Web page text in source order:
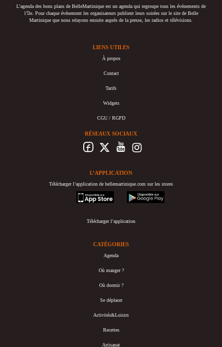
L’agenda des bons plans de BelleMartinique est un agenda qui regroupe tous les événements de
l’île. Pour chaque événement les organisateurs publient leurs soirées sur le site de Belle
Martinique que nous relayons ensuite auprès de la presse, les radios et télévisions.
LIENS UTILES
À propos
Contact
Tarifs
Widgets
CGU / RGPD
RÉSEAUX SOCIAUX
L’APPLICATION
Télécharger l’application de bellemartinique.com sur les stores
appstore
googleplay
Télécharger l’application
CATÉGORIES
Agenda
Où manger ?
Où dormir ?
Se déplacer
Activités&Loisirs
Recettes
Artisanat